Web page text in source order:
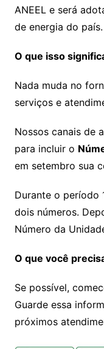
ANEEL e será
de energia do país.
O que isso
Nada muda no
serviços e
Nossos canais de
para incluir o
em setembro sua
Durante o período
dois números.
Número da
O que você
Se possível,
Guarde essa
próximos